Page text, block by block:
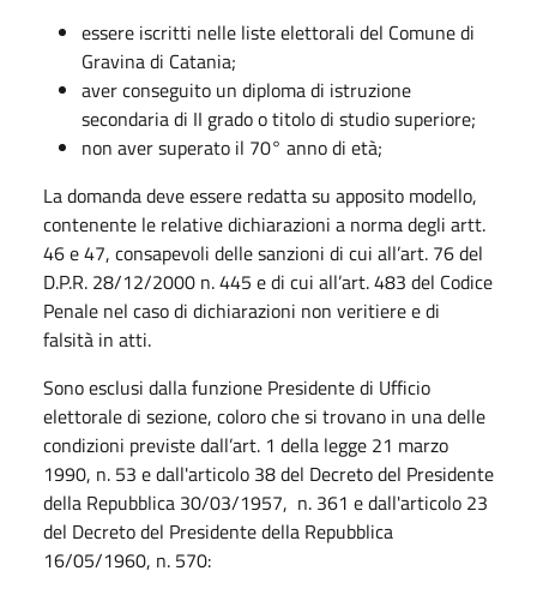
essere iscritti nelle liste elettorali del Comune di
Gravina di Catania;
aver conseguito un diploma di istruzione
secondaria di II grado o titolo di studio superiore;
non aver superato il 70° anno di età;
La domanda deve essere redatta su apposito modello,
contenente le relative dichiarazioni a norma degli artt.
46 e 47, consapevoli delle sanzioni di cui all’art. 76 del
D.P.R. 28/12/2000 n. 445 e di cui all’art. 483 del Codice
Penale nel caso di dichiarazioni non veritiere e di
falsità in atti.
Sono esclusi dalla funzione Presidente di Ufficio
elettorale di sezione, coloro che si trovano in una delle
condizioni previste dall’art. 1 della legge 21 marzo
1990, n. 53 e dall'articolo 38 del Decreto del Presidente
della Repubblica 30/03/1957, n. 361 e dall'articolo 23
del Decreto del Presidente della Repubblica
16/05/1960, n. 570: